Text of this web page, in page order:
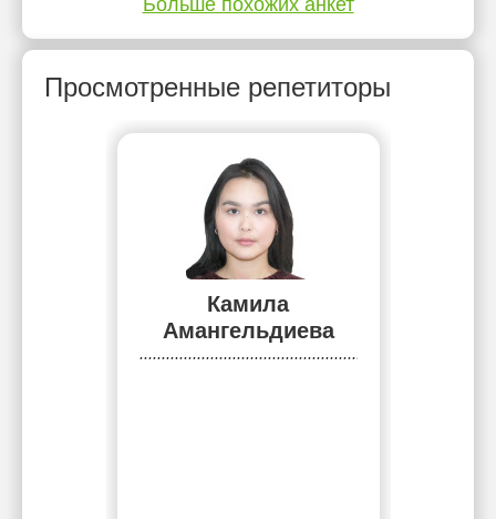
Больше похожих анкет
Просмотренные репетиторы
Камила
Амангельдиева
......................................................................